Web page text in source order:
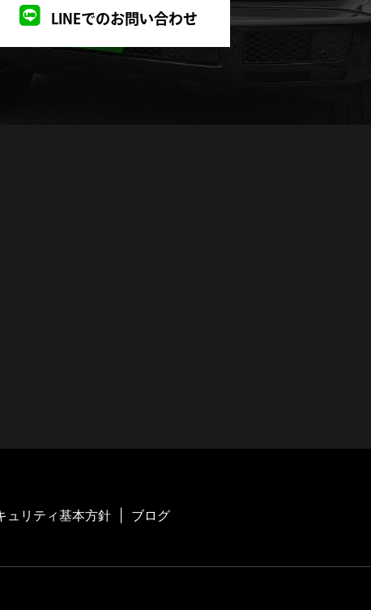
2022年10月
2022年9月
2020年4月
LINEでのお問い合わせ
ュリティ基本方針 ブログ